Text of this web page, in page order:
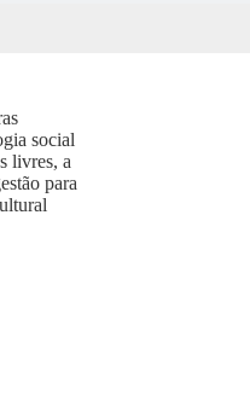
social
livres, a
para